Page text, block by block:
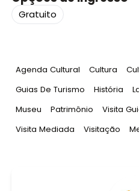
Gratuito
Tag:
Agenda Cultural Tag:
Cultura
Tag:
Guias De Turismo Tag:
História
Tag:
Museu Tag:
Patrimônio Tag:
Visita
Tag:
Visita Mediada Tag:
Visitação